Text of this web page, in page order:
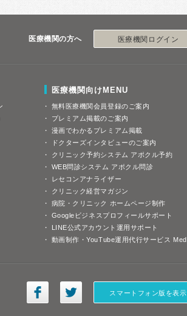
医療機関の方へ 医療機関ログイン
医療機関向けMENU
無料医療機関会員登録のご案内
プレミアム掲載のご案内
漫画でわかるプレミアム掲載
ドクターズインタビューのご案内
クリニック予約システム アポクル予約
WEB問診システム アポクル問診
レセコンアナライザー
クリニック経営マガジン
病院・クリニック ホームページ制作
Googleビジネスプロフィールサポート
LINE公式アカウント運用サポート
動画制作・YouTube運用代行サービス
スマートフォン版を表示